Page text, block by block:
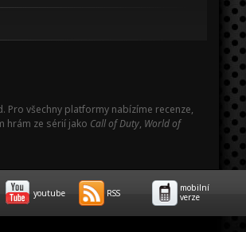
Pro všechny platformy nabízíme recenze,
hrám ze sérií jako Call of Duty, World of
youtube RSS
mobilní
verze